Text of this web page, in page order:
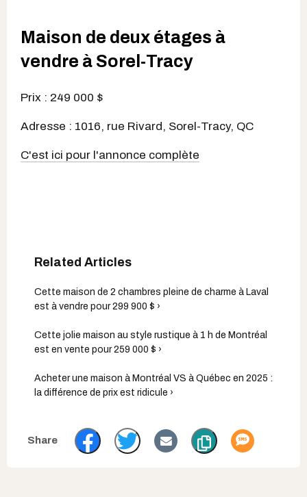
Maison de deux étages à
vendre à Sorel-Tracy
Prix : 249 000 $
Adresse : 1016, rue Rivard, Sorel-Tracy, QC
C'est ici pour l'annonce complète
Cette maison de 2 chambres pleine de charme à Laval
est à vendre pour 299 900 $ ›
Cette jolie maison au style rustique à 1 h de Montréal
est en vente pour 259 000 $ ›
Acheter une maison à Montréal VS à Québec en 2025 :
la différence de prix est ridicule ›